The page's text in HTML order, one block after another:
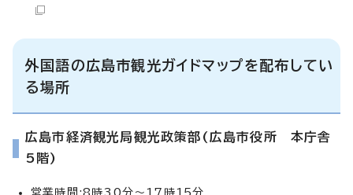
外国語の広島市観光ガイドマップを配布してい
る場所
広島市経済観光局観光政策部(広島市役所 本庁舎
5階)
営業時間:8時30分～17時15分